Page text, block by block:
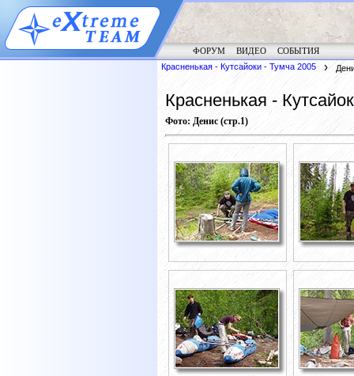
ФОРУМ ВИДЕО
СОБЫТИЯ
Красненькая - Кутсайоки - Тумча 2005
Красненькая -
Фото: Денис (стр.1)